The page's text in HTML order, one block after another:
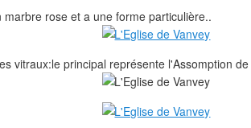
marbre rose et a une forme particulière..
vitraux:le principal représente l'Assomption